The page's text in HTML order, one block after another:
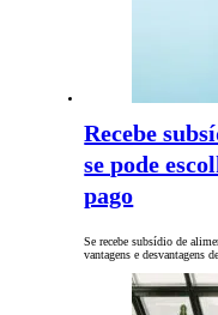
Recebe
se pode
pago
Se recebe subsídio de
vantagens e desvantagens